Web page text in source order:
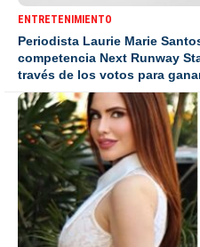
ENTRETENIMIENTO
Periodista Laurie Marie
competencia Next Runway
través de los votos para